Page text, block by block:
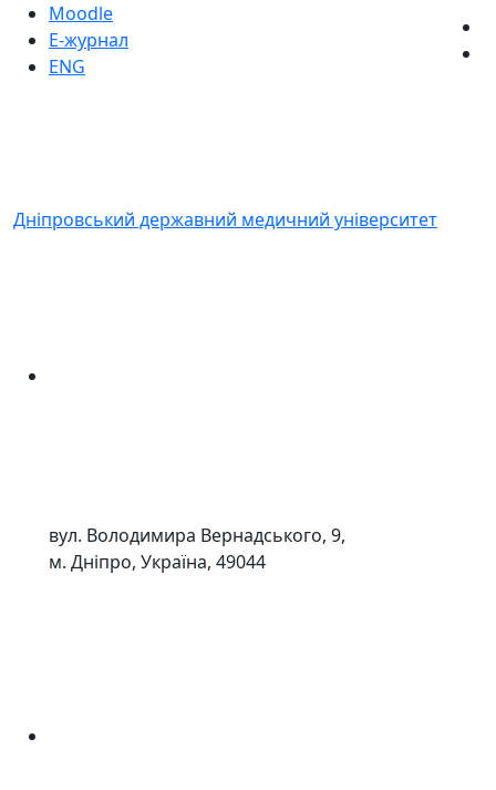
Moodle
Е-журнал
ENG
Дніпровський державний медичний університет
вул. Володимира Вернадського, 9,
м. Дніпро, Україна, 49044